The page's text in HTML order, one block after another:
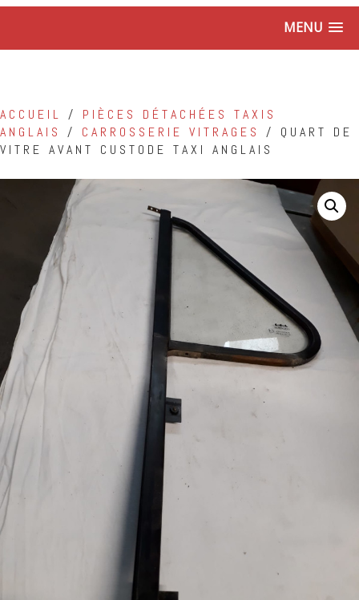
MENU
ACCUEIL / PIÈCES DÉTACHÉES TAXIS
ANGLAIS
/ CARROSSERIE VITRAGES
/ QUART DE
VITRE AVANT CUSTODE TAXI ANGLAIS